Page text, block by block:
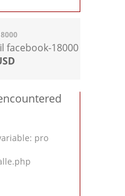
facebook-18000
pro